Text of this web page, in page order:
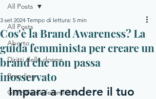
All Posts
Aborto
Diritti delle donne
Branding
Giornalismo femminista
All Posts
Cos'è la Brand Awareness? La
guida femminista per creare un
brand che non passa
inosservato
3 set 2024 Tempo di lettura: 5 min
Impara a rendere il tuo